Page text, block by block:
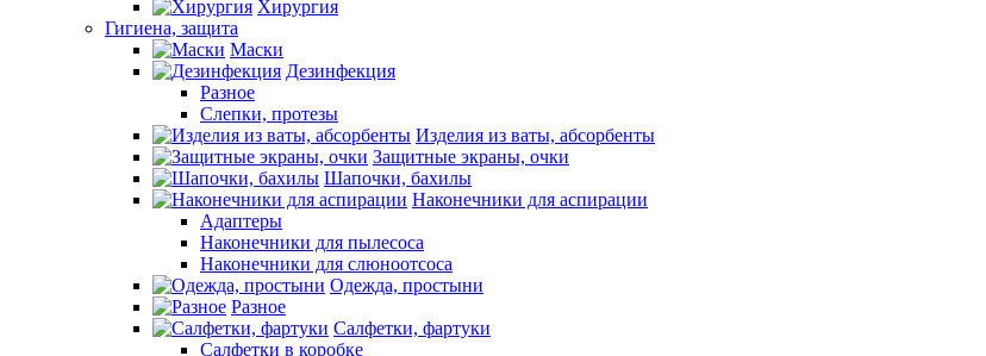
Хирургия
Гигиена, защита
Маски
Дезинфекция
Разное
Слепки, протезы
Изделия из ваты, абсорбенты
Защитные экраны, очки
Шапочки, бахилы
Наконечники для аспирации
Адаптеры
Наконечники для пылесоса
Наконечники для слюноотсоса
Одежда, простыни
Разное
Салфетки, фартуки
Салфетки в коробке